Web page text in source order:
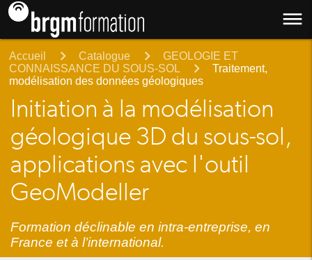
dehaze
Accueil Catalogue
GEOLOGIE ET
CONNAISSANCE DU SOUS-SOL
Traitement,
modélisation des données géologiques
Initiation à la modélisation
géologique 3D du sous-sol,
applications avec l'outil
GeoModeller
Formation déclinable en intra-entreprise, en
France et à l’international.